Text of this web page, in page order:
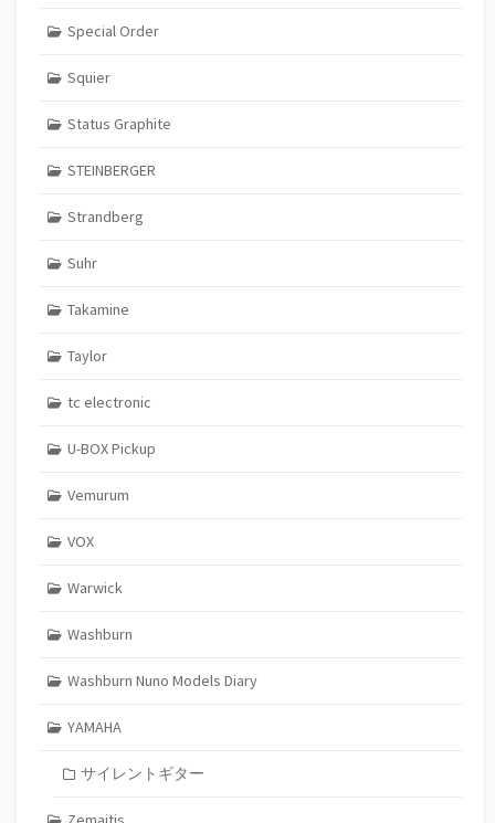
Special Order
Squier
Status Graphite
STEINBERGER
Strandberg
Suhr
Takamine
Taylor
tc electronic
U-BOX Pickup
Vemurum
VOX
Warwick
Washburn
Washburn Nuno Models Diary
YAMAHA
サイレントギター